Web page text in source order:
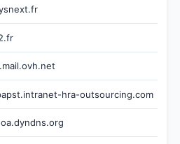
hra-outsourcing.com